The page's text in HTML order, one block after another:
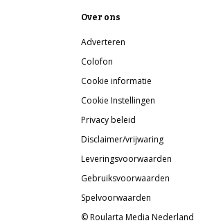
Over ons
Adverteren
Colofon
Cookie informatie
Cookie Instellingen
Privacy beleid
Disclaimer/vrijwaring
Leveringsvoorwaarden
Gebruiksvoorwaarden
Spelvoorwaarden
© Roularta Media Nederland